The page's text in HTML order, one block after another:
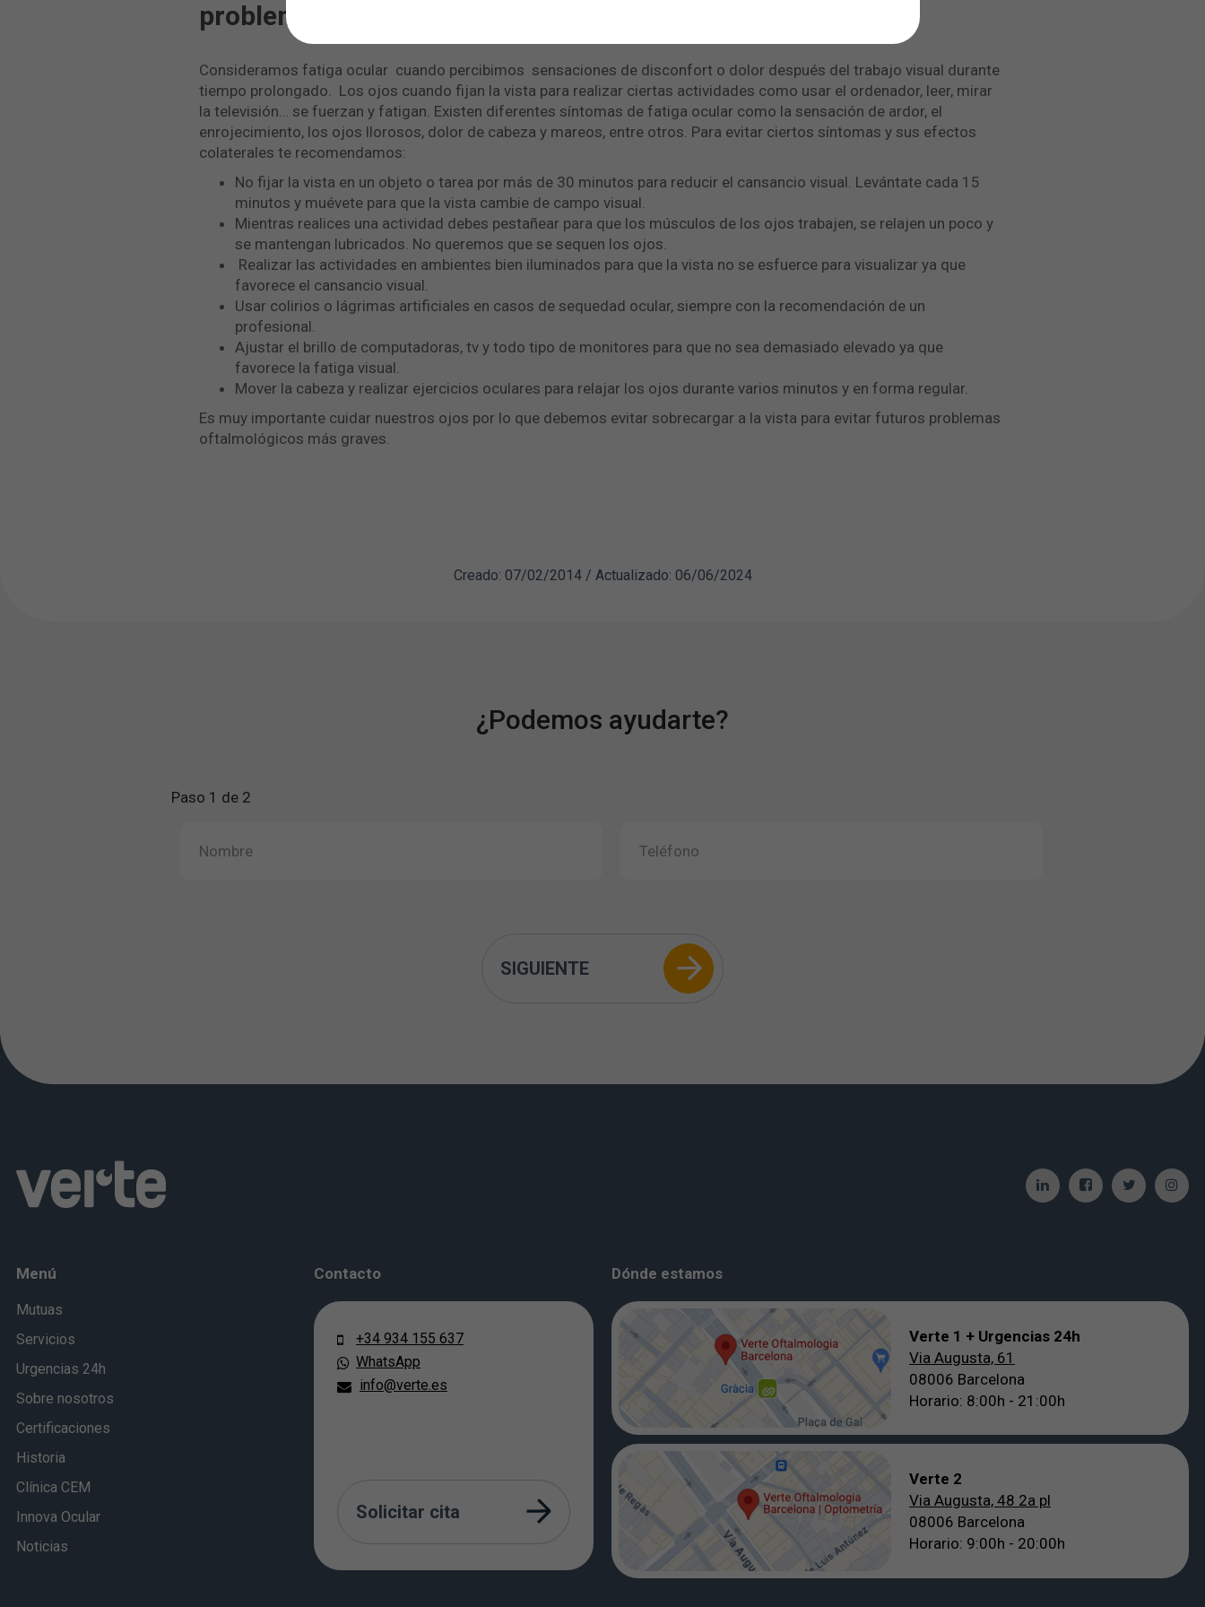
problemas oftalmológicos más graves.
Consideramos fatiga ocular cuando percibimos sensaciones de disconfort o dolor después del trabajo visual durante
tiempo prolongado. Los ojos cuando fijan la vista para realizar ciertas actividades como usar el ordenador, leer, mirar
la televisión… se fuerzan y fatigan. Existen diferentes síntomas de fatiga ocular como la sensación de ardor, el
enrojecimiento, los ojos llorosos, dolor de cabeza y mareos, entre otros. Para evitar ciertos síntomas y sus efectos
colaterales te recomendamos:
No fijar la vista en un objeto o tarea por más de 30 minutos para reducir el cansancio visual. Levántate cada 15
minutos y muévete para que la vista cambie de campo visual.
Mientras realices una actividad debes pestañear para que los músculos de los ojos trabajen, se relajen un poco y
se mantengan lubricados. No queremos que se sequen los ojos.
Realizar las actividades en ambientes bien iluminados para que la vista no se esfuerce para visualizar ya que
favorece el cansancio visual.
Usar colirios o lágrimas artificiales en casos de sequedad ocular, siempre con la recomendación de un
profesional.
Ajustar el brillo de computadoras, tv y todo tipo de monitores para que no sea demasiado elevado ya que
favorece la fatiga visual.
Mover la cabeza y realizar ejercicios oculares para relajar los ojos durante varios minutos y en forma regular.
Es muy importante cuidar nuestros ojos por lo que debemos evitar sobrecargar a la vista para evitar futuros problemas
oftalmológicos más graves.
Creado: 07/02/2014 / Actualizado: 06/06/2024
¿Podemos ayudarte?
Paso 1 de 2
SIGUIENTE
Menú
Mutuas
Servicios
Urgencias 24h
Sobre nosotros
Certificaciones
Historia
Clínica CEM
Innova Ocular
Noticias
Contacto
+34 934 155 637
WhatsApp
info@verte.es
Solicitar cita
Dónde estamos
Verte 1 + Urgencias 24h
Via Augusta, 61
08006 Barcelona
Horario: 8:00h - 21:00h
Verte 2
Via Augusta, 48 2a pl
08006 Barcelona
Horario: 9:00h - 20:00h